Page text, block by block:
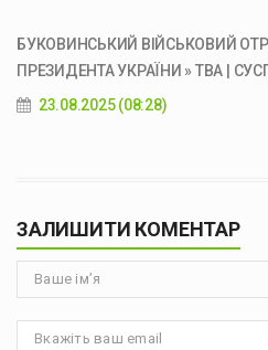
БУКОВИНСЬКИЙ ВІЙСЬКОВИЙ
ПРЕЗИДЕНТА УКРАЇНИ » ТВА |
23.08.2025 (08:28)
ЗАЛИШИТИ КОМЕНТАР